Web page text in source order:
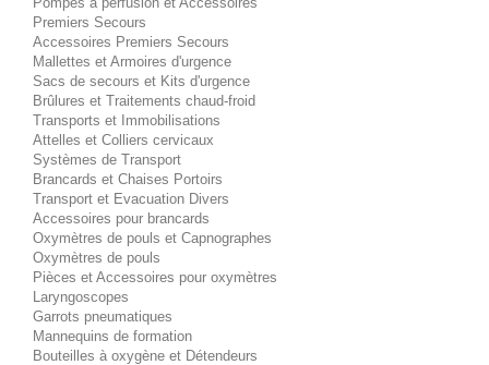
Premiers Secours
Accessoires Premiers Secours
Mallettes et Armoires d'urgence
Sacs de secours et Kits d'urgence
Brûlures et Traitements chaud-froid
Transports et Immobilisations
Attelles et Colliers cervicaux
Systèmes de Transport
Brancards et Chaises Portoirs
Transport et Evacuation Divers
Accessoires pour brancards
Oxymètres de pouls et Capnographes
Oxymètres de pouls
Pièces et Accessoires pour oxymètres
Laryngoscopes
Garrots pneumatiques
Mannequins de formation
Bouteilles à oxygène et Détendeurs